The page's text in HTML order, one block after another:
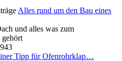
Alles rund um den Bau eines
und alles was zum
gehört
Tipp für Ofenrohrklap…